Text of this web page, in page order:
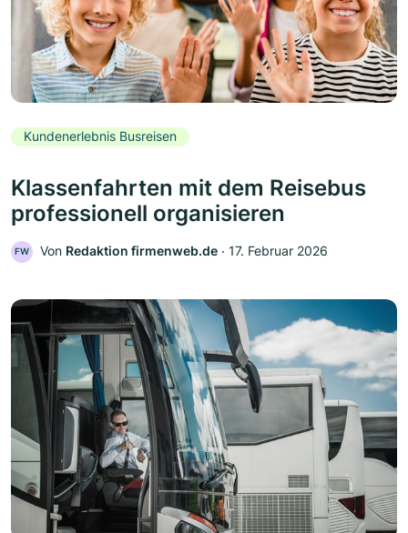
Kundenerlebnis Busreisen
Klassenfahrten mit dem Reisebus
professionell organisieren
FW Von Redaktion firmenweb.de ‧ 17. Februar 2026